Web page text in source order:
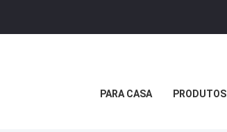
PARA CASA PRODUTOS